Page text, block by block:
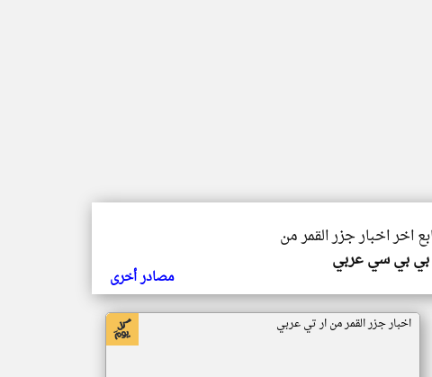
اخر اخبار جزر القمر من
بي بي سي عربي
مصادر أخرى
اخبار جزر القمر من ار تي عربي